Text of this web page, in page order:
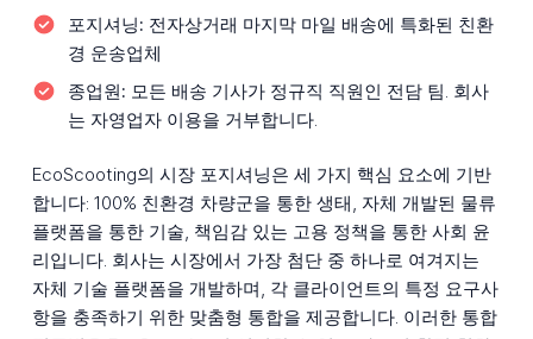
포지셔닝: 전자상거래 마지막 마일 배송에 특화된 친환
경 운송업체
종업원: 모든 배송 기사가 정규직 직원인 전담 팀. 회사
는 자영업자 이용을 거부합니다.
EcoScooting의 시장 포지셔닝은 세 가지 핵심 요소에 기반
합니다: 100% 친환경 차량군을 통한 생태, 자체 개발된 물류
플랫폼을 통한 기술, 책임감 있는 고용 정책을 통한 사회 윤
리입니다. 회사는 시장에서 가장 첨단 중 하나로 여겨지는
자체 기술 플랫폼을 개발하며, 각 클라이언트의 특정 요구사
항을 충족하기 위한 맞춤형 통합을 제공합니다. 이러한 통합